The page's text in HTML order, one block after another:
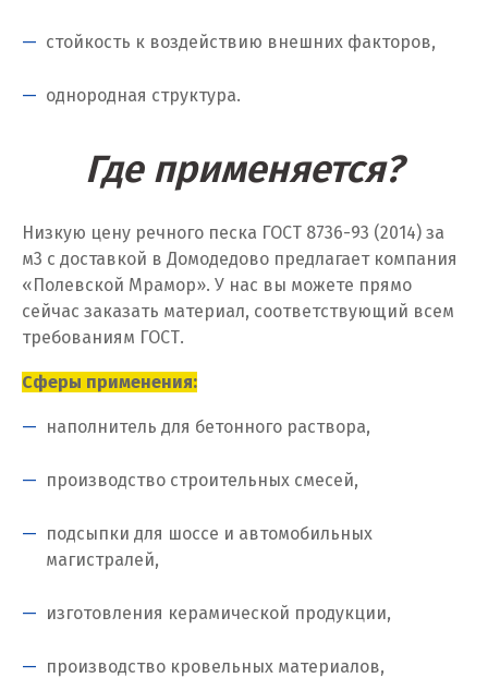
Каменск-Уральский
Камышево
Караганда
Качканар
Кемерово
Киров
Кировград
Клин
Когалым
Коломна
Королёв
Кострома
стойкость к воздействию внешних факторов,
однородная структура.
Где применяется?
Низкую цену речного песка ГОСТ 8736-93 (2014) за
м3 с доставкой в Домодедово предлагает компания
«Полевской Мрамор». У нас вы можете прямо
сейчас заказать материал, соответствующий всем
требованиям ГОСТ.
Сферы применения:
наполнитель для бетонного раствора,
производство строительных смесей,
подсыпки для шоссе и автомобильных
магистралей,
изготовления керамической продукции,
производство кровельных материалов,